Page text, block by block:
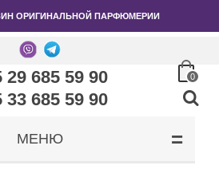
ОРИГИНАЛЬНОЙ ПАРФЮМЕРИИ
29 685 59 90
33 685 59 90
0
МЕНЮ